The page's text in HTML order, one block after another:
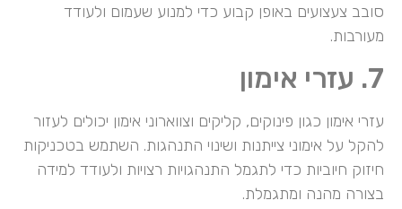
סובב צעצועים באופן קבוע כדי למנוע שעמום ולעודד
מעורבות.
7. עזרי אימון
עזרי אימון כגון פינוקים, קליקים וצווארוני אימון יכולים לעזור
להקל על אימוני צייתנות ושינוי התנהגות. השתמש בטכניקות
חיזוק חיוביות כדי לתגמל התנהגויות רצויות ולעודד למידה
בצורה מהנה ומתגמלת.